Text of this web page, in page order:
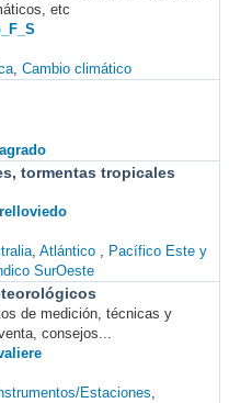
etc
Cambio climático
tormentas tropicales
Atlántico
Pacífico Este y
SurOeste
de medición, técnicas y
consejos...
Estaciones